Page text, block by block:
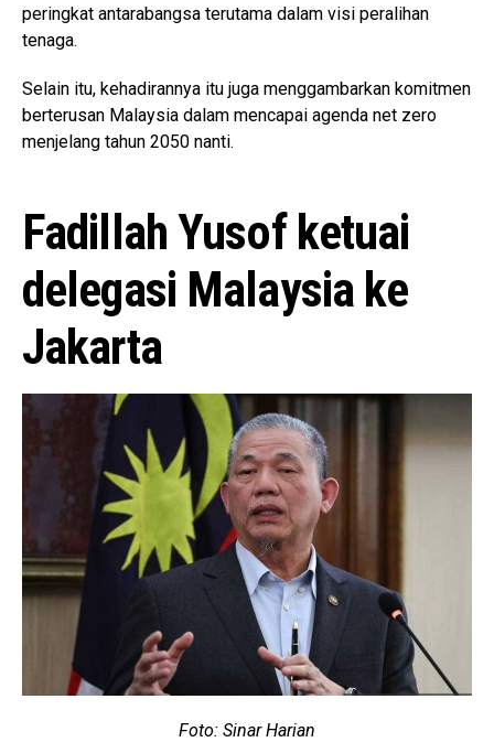
peringkat antarabangsa terutama dalam visi peralihan
tenaga.
Selain itu, kehadirannya itu juga menggambarkan komitmen
berterusan Malaysia dalam mencapai agenda net zero
menjelang tahun 2050 nanti.
Fadillah Yusof ketuai
delegasi Malaysia ke
Jakarta
Foto: Sinar Harian